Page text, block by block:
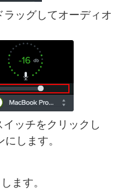
ッグしてオーディオ
イッチをクリックし
にします。
ます。